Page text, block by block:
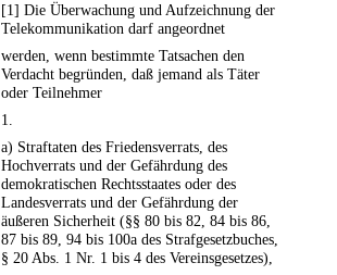
[1] Die Überwachung und Aufzeichnung der
Telekommunikation darf angeordnet
werden, wenn bestimmte Tatsachen den
Verdacht begründen, daß jemand als Täter
oder Teilnehmer
1.
a) Straftaten des Friedensverrats, des
Hochverrats und der Gefährdung des
demokratischen Rechtsstaates oder des
Landesverrats und der Gefährdung der
äußeren Sicherheit (§§ 80 bis 82, 84 bis 86,
87 bis 89, 94 bis 100a des Strafgesetzbuches,
§ 20 Abs. 1 Nr. 1 bis 4 des Vereinsgesetzes),